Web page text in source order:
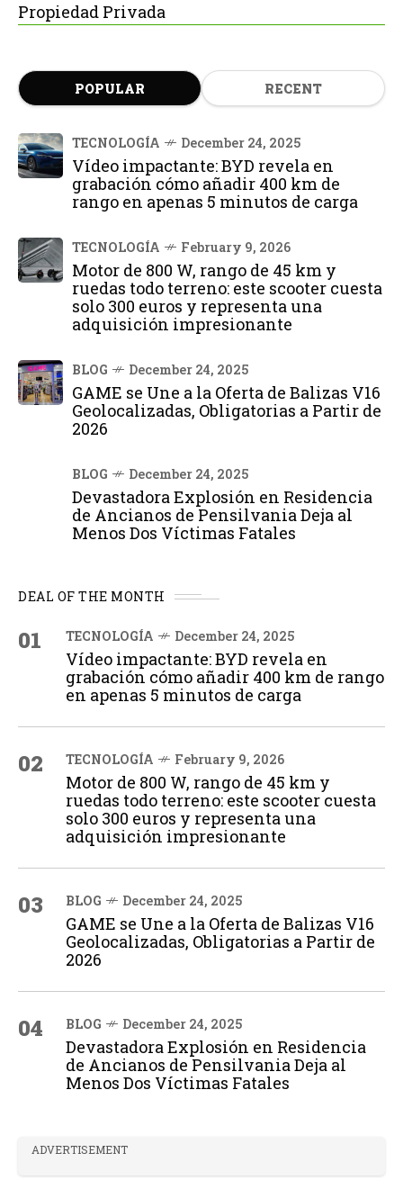
Propiedad Privada
POPULAR RECENT
TECNOLOGÍA December 24, 2025
Vídeo impactante: BYD revela en
grabación cómo añadir 400 km de
rango en apenas 5 minutos de carga
TECNOLOGÍA February 9, 2026
Motor de 800 W, rango de 45 km y
ruedas todo terreno: este scooter cuesta
solo 300 euros y representa una
adquisición impresionante
BLOG December 24, 2025
GAME se Une a la Oferta de Balizas V16
Geolocalizadas, Obligatorias a Partir de
2026
BLOG December 24, 2025
Devastadora Explosión en Residencia
de Ancianos de Pensilvania Deja al
Menos Dos Víctimas Fatales
DEAL OF THE MONTH
01 TECNOLOGÍA December 24, 2025
Vídeo impactante: BYD revela en
grabación cómo añadir 400 km de rango
en apenas 5 minutos de carga
02 TECNOLOGÍA February 9, 2026
Motor de 800 W, rango de 45 km y
ruedas todo terreno: este scooter cuesta
solo 300 euros y representa una
adquisición impresionante
03 BLOG December 24, 2025
GAME se Une a la Oferta de Balizas V16
Geolocalizadas, Obligatorias a Partir de
2026
04 BLOG December 24, 2025
Devastadora Explosión en Residencia
de Ancianos de Pensilvania Deja al
Menos Dos Víctimas Fatales
ADVERTISEMENT